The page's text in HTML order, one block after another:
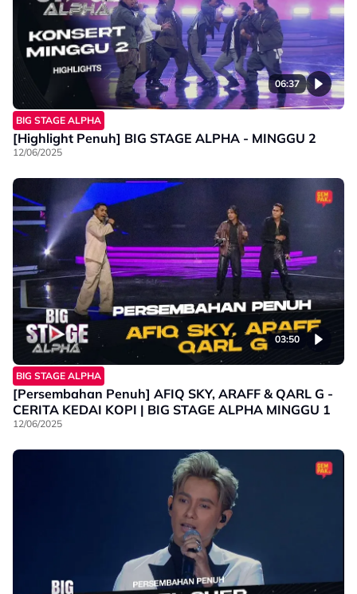
06:37
BIG STAGE ALPHA
[Highlight Penuh] BIG STAGE ALPHA - MINGGU 2
12/06/2025
03:50
BIG STAGE ALPHA
[Persembahan Penuh] AFIQ SKY, ARAFF & QARL G -
CERITA KEDAI KOPI | BIG STAGE ALPHA MINGGU 1
12/06/2025